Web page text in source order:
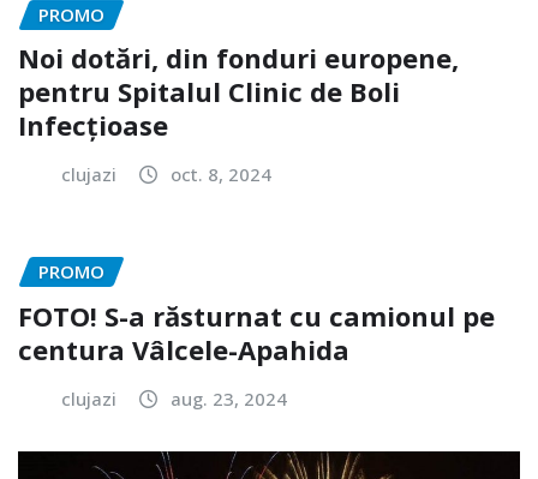
PROMO
Noi dotări, din fonduri europene,
pentru Spitalul Clinic de Boli
Infecțioase
clujazi oct. 8, 2024
PROMO
FOTO! S-a răsturnat cu camionul pe
centura Vâlcele-Apahida
clujazi aug. 23, 2024